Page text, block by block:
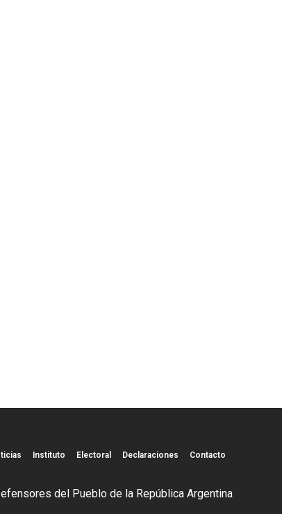
Instituto Electoral Declaraciones Contacto
del Pueblo de la República Argentina